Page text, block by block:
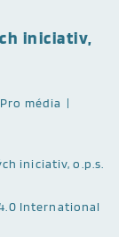
iniciativ,
Pro média
iniciativ, o.p.s.
International